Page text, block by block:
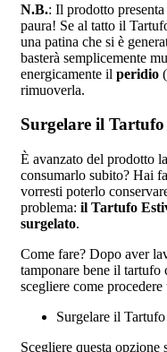
N.B.: Il prodotto presenta
paura! Se al tatto il
una patina che si è
basterà semplicemente
energicamente il peridio (
rimuoverla.
Surgelare il
È avanzato del prodotto
consumarlo subito? Hai
vorresti poterlo
problema: il Tartufo
surgelato.
Come fare? Dopo aver
tamponare bene il tartufo
scegliere come
Surgelare il
Scegliere questa opzione